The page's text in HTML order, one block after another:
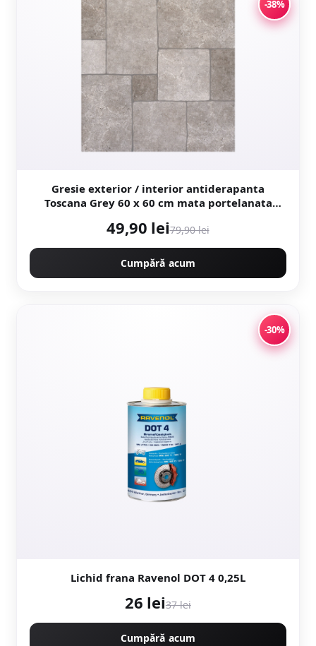
-38%
Gresie exterior / interior antiderapanta
Toscana Grey 60 x 60 cm mata portelanata
49,90 lei79,90 lei
Cumpără acum
-30%
Lichid frana Ravenol DOT 4 0,25L
26 lei37 lei
Cumpără acum